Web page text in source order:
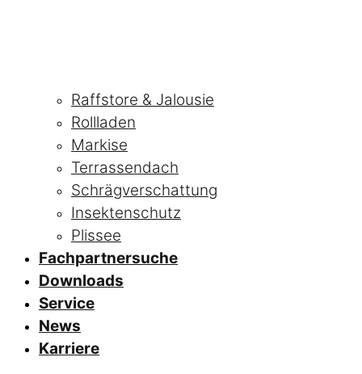
Raffstore & Jalousie
Rollladen
Markise
Terrassendach
Schrägverschattung
Insektenschutz
Plissee
Fachpartnersuche
Downloads
Service
News
Karriere